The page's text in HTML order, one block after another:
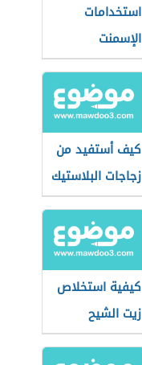
استخدامات
الإسمنت
كيف أستفيد من
زجاجات البلاستيك
كيفية استخلاص
زيت الشيح